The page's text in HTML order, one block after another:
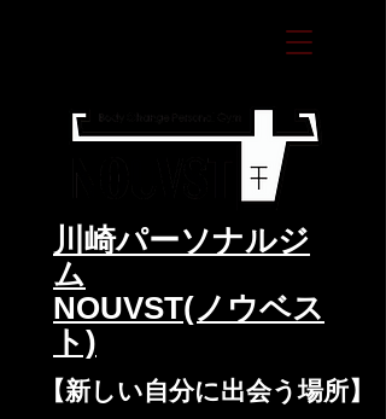
​川崎パーソナルジ
ム
NOUVST(ノウベス
ト)
​​【新しい自分に出会う場所】